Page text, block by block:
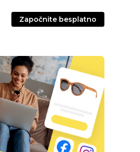
Započnite besplatno